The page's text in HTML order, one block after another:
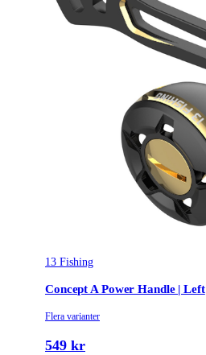
13 Fishing
Concept A Power Handle | Left
Flera varianter
549 kr